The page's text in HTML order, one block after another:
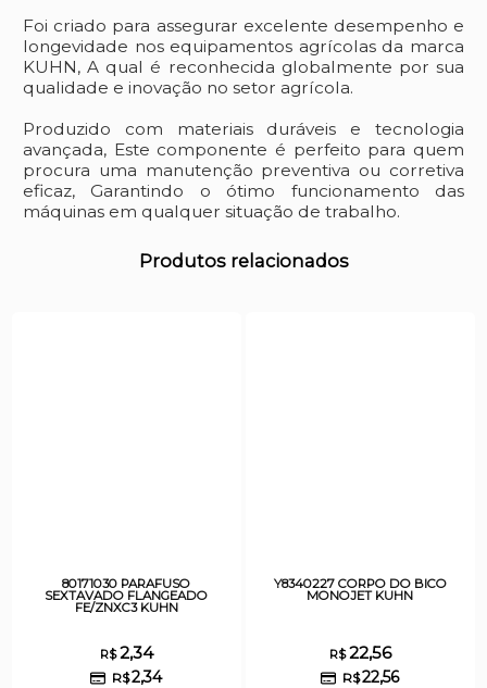
Foi criado para assegurar excelente desempenho e
longevidade nos equipamentos agrícolas da marca
KUHN, A qual é reconhecida globalmente por sua
qualidade e inovação no setor agrícola.
Produzido com materiais duráveis e tecnologia
avançada, Este componente é perfeito para quem
procura uma manutenção preventiva ou corretiva
eficaz, Garantindo o ótimo funcionamento das
máquinas em qualquer situação de trabalho.
Produtos relacionados
80171030 PARAFUSO
SEXTAVADO FLANGEADO
FE/ZNXC3 KUHN
R$2,34
R$2,34
Y8340227 CORPO DO BICO
MONOJET KUHN
R$22,56
R$22,56